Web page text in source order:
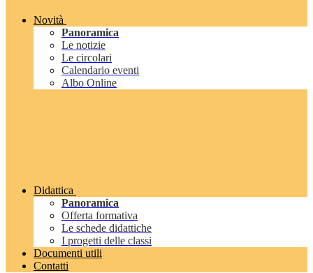
Novità
Panoramica
Le notizie
Le circolari
Calendario eventi
Albo Online
Didattica
Panoramica
Offerta formativa
Le schede didattiche
I progetti delle classi
Documenti utili
Contatti